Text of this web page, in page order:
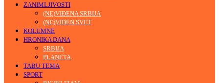
ZANIMLJIVOSTI
(NE)VIĐENA SRBIJA
(NE)VIĐEN SVET
KOLUMNE
HRONIKA DANA
SRBIJA
PLANETA
TABU TEMA
SPORT